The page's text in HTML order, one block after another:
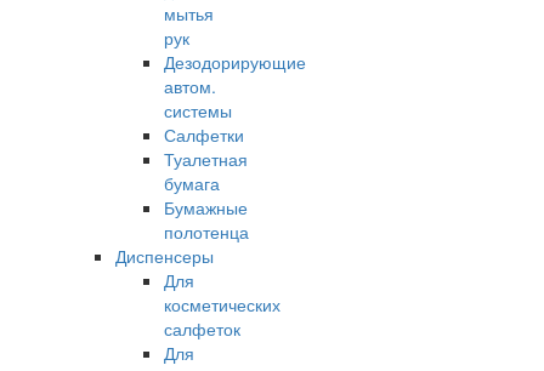
мытья
рук
Дезодорирующие
автом.
системы
Салфетки
Туалетная
бумага
Бумажные
полотенца
Диспенсеры
Для
косметических
салфеток
Для